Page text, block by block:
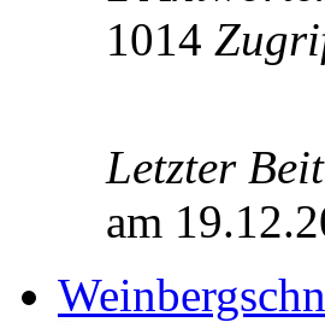
1014
Letzter
am